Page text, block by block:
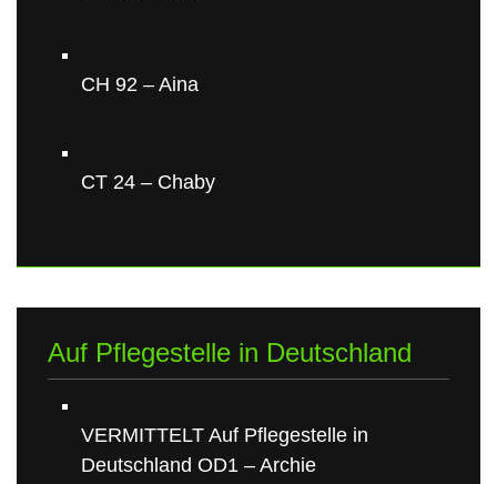
CH 92 – Aina
CT 24 – Chaby
Auf Pflegestelle in Deutschland
VERMITTELT Auf Pflegestelle in
Deutschland OD1 – Archie